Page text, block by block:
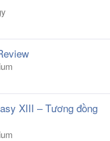
XIII – Tương đồng